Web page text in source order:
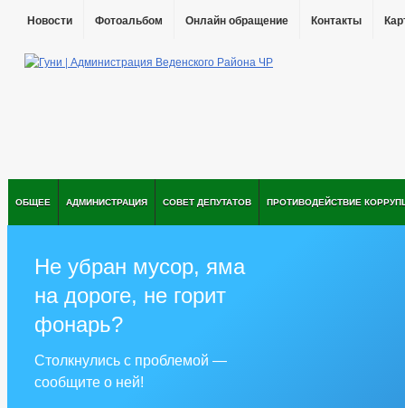
Новости Фотоальбом Онлайн обращение Контакты
ОБЩЕЕ АДМИНИСТРАЦИЯ СОВЕТ ДЕПУТАТОВ ПРОТИВОДЕЙСТВИЕ
Не убран мусор, яма
на дороге, не горит
фонарь?
Столкнулись с проблемой —
сообщите о ней!